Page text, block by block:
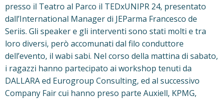
presso il Teatro al Parco il TEDxUNIPR 24, presentato
dall’International Manager di JEParma Francesco de
Seriis. Gli speaker e gli interventi sono stati molti e tra
loro diversi, però accomunati dal filo conduttore
dell’evento, il wabi sabi. Nel corso della mattina di sabato,
i ragazzi hanno partecipato ai workshop tenuti da
DALLARA ed Eurogroup Consulting, ed al successivo
Company Fair cui hanno preso parte Auxiell, KPMG,